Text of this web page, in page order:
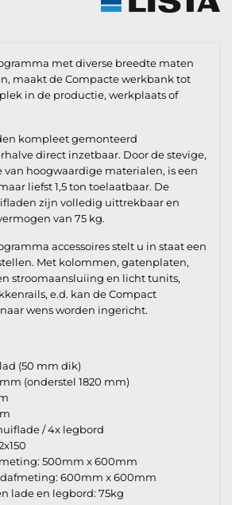
met diverse breedte maten
maakt de Compacte werkbank tot
in de productie, werkplaats of
kompleet gemonteerd
direct inzetbaar. Door de stevige,
van hoogwaardige materialen, is een
liefst 1,5 ton toelaatbaar. De
zijn volledig uittrekbaar en
van 75 kg.
accessoires stelt u in staat een
Met kolommen, gatenplaten,
stroomaansluiing en licht tunits,
e.d. kan de Compact
wens worden ingericht.
(50 mm dik)
(onderstel 1820 mm)
/ 4x legbord
500mm x 600mm
600mm x 600mm
lade en legbord: 75kg